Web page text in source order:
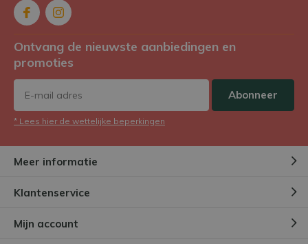
Ontvang de nieuwste aanbiedingen en
promoties
Abonneer
* Lees hier de wettelijke beperkingen
Meer informatie
Klantenservice
Mijn account